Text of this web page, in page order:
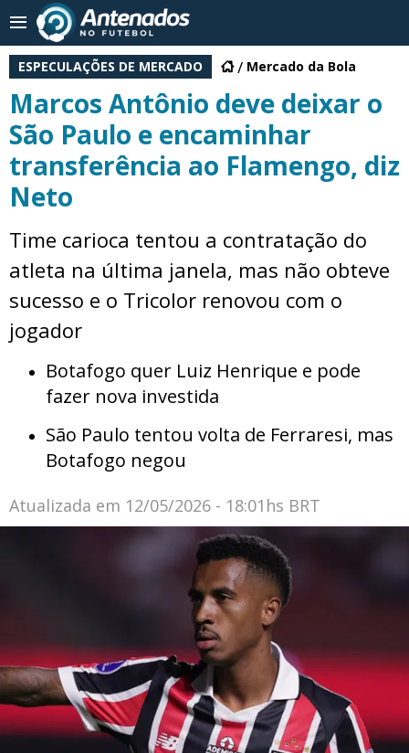
ESPECULAÇÕES DE MERCADO Mercado da Bola
Marcos Antônio deve deixar o
São Paulo e encaminhar
transferência ao Flamengo, diz
Neto
Time carioca tentou a contratação do
atleta na última janela, mas não obteve
sucesso e o Tricolor renovou com o
jogador
Botafogo quer Luiz Henrique e pode
fazer nova investida
São Paulo tentou volta de Ferraresi, mas
Botafogo negou
Atualizada em 12/05/2026 - 18:01hs BRT